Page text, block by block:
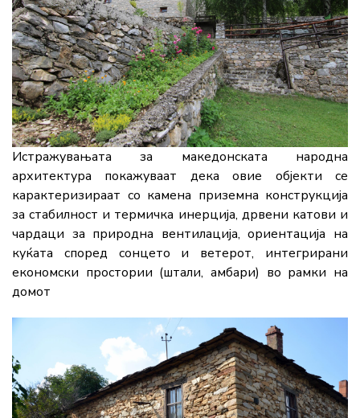
Истражувањата за македонската народна
архитектура покажуваат дека овие објекти се
карактеризираат со камена приземна конструкција
за стабилност и термичка инерција, дрвени катови и
чардаци за природна вентилација, ориентација на
куќата според сонцето и ветерот, интегрирани
економски простории (штали, амбари) во рамки на
домот